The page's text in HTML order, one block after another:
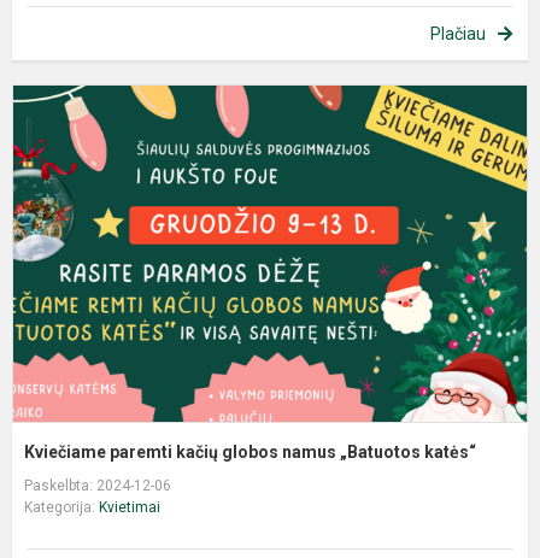
Plačiau
Kviečiame paremti kačių globos namus „Batuotos katės“
Paskelbta: 2024-12-06
Kategorija: Kvietimai